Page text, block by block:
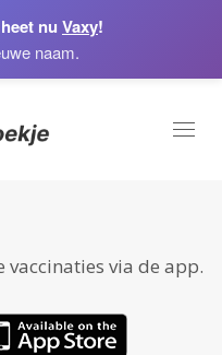
nu Vaxy!
naam.
via de app.